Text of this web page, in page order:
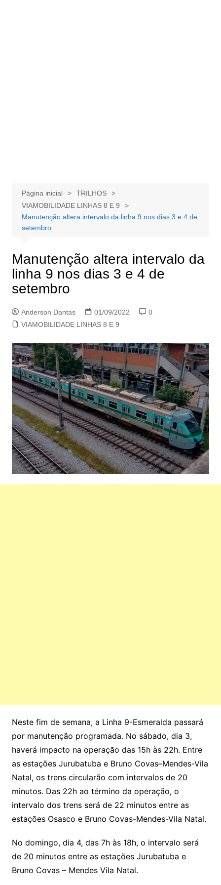
Página inicial
TRILHOS
VIAMOBILIDADE LINHAS 8 E 9
Manutenção altera intervalo da linha 9 nos dias 3 e 4 de
setembro
Manutenção altera intervalo da
linha 9 nos dias 3 e 4 de
setembro
Anderson Dantas 01/09/2022
0
VIAMOBILIDADE LINHAS 8 E 9
Neste fim de semana, a Linha 9-Esmeralda passará
por manutenção programada. No sábado, dia 3,
haverá impacto na operação das 15h às 22h. Entre
as estações Jurubatuba e Bruno Covas–Mendes-Vila
Natal, os trens circularão com intervalos de 20
minutos. Das 22h ao término da operação, o
intervalo dos trens será de 22 minutos entre as
estações Osasco e Bruno Covas-Mendes-Vila Natal.
No domingo, dia 4, das 7h às 18h, o intervalo será
de 20 minutos entre as estações Jurubatuba e
Bruno Covas – Mendes Vila Natal.